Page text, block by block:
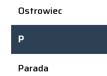
Ostrowiec
P
Parada